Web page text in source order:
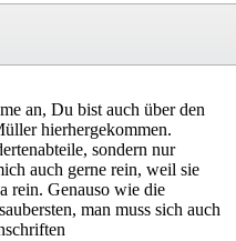
an, Du bist auch über den
hierhergekommen.
sondern nur
auch gerne rein, weil sie
rein. Genauso wie die
man muss sich auch